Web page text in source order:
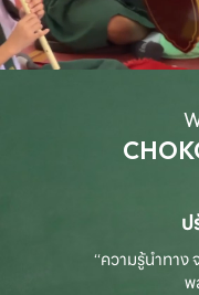
ป
“ความรู้นำทาง
พ